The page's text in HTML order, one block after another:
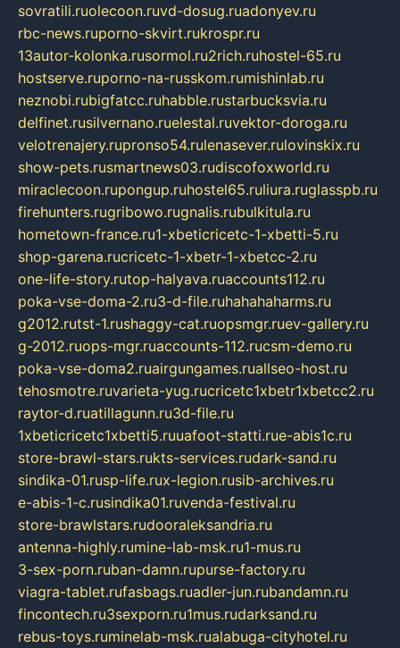
sovratili.ruolecoon.ruvd-dosug.ruadonyev.ru
rbc-news.ruporno-skvirt.rukrospr.ru
13autor-kolonka.rusormol.ru2rich.ruhostel-65.ru
hostserve.ruporno-na-russkom.rumishinlab.ru
neznobi.rubigfatcc.ruhabble.rustarbucksvia.ru
delfinet.rusilvernano.ruelestal.ruvektor-doroga.ru
velotrenajery.rupronso54.rulenasever.rulovinskix.ru
show-pets.rusmartnews03.rudiscofoxworld.ru
miraclecoon.rupongup.ruhostel65.ruliura.ruglasspb.ru
firehunters.rugribowo.rugnalis.rubulkitula.ru
hometown-france.ru1-xbeticricetc-1-xbetti-5.ru
shop-garena.rucricetc-1-xbetr-1-xbetcc-2.ru
one-life-story.rutop-halyava.ruaccounts112.ru
poka-vse-doma-2.ru3-d-file.ruhahahaharms.ru
g2012.rutst-1.rushaggy-cat.ruopsmgr.ruev-gallery.ru
g-2012.ruops-mgr.ruaccounts-112.rucsm-demo.ru
poka-vse-doma2.ruairgungames.ruallseo-host.ru
tehosmotre.ruvarieta-yug.rucricetc1xbetr1xbetcc2.ru
raytor-d.ruatillagunn.ru3d-file.ru
1xbeticricetc1xbetti5.ruuafoot-statti.rue-abis1c.ru
store-brawl-stars.rukts-services.rudark-sand.ru
sindika-01.rusp-life.rux-legion.rusib-archives.ru
e-abis-1-c.rusindika01.ruvenda-festival.ru
store-brawlstars.rudooraleksandria.ru
antenna-highly.rumine-lab-msk.ru1-mus.ru
3-sex-porn.ruban-damn.rupurse-factory.ru
viagra-tablet.rufasbags.ruadler-jun.rubandamn.ru
fincontech.ru3sexporn.ru1mus.rudarksand.ru
rebus-toys.ruminelab-msk.rualabuga-cityhotel.ru